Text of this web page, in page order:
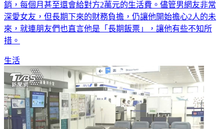
銷，每個月甚至還會給對方2萬元的生活費。儘管男網友非常
深愛女友，但長期下來的財務負擔，仍讓他開始擔心2人的未
來，就連朋友們也直言他是「長期飯票」，讓他有些不知所
措。
生活